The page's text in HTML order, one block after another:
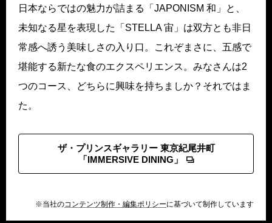
日本ならではの魅力が詰まる「JAPONISM 和」と、
未知なる星を表現した「STELLA 宙」は双方とも非日
常感へ誘う美味しさの入り口。これぞまさに、五感で
堪能する新たな食のエクスペリエンス。みなさんは2
つのコース、どちらに興味を持ちましか？それではま
た。
ザ・プリンスギャラリー 東京紀尾井町
「IMMERSIVE DINING」
※当社のコンテンツ制作・編集ポリシーに基づいて制作しています